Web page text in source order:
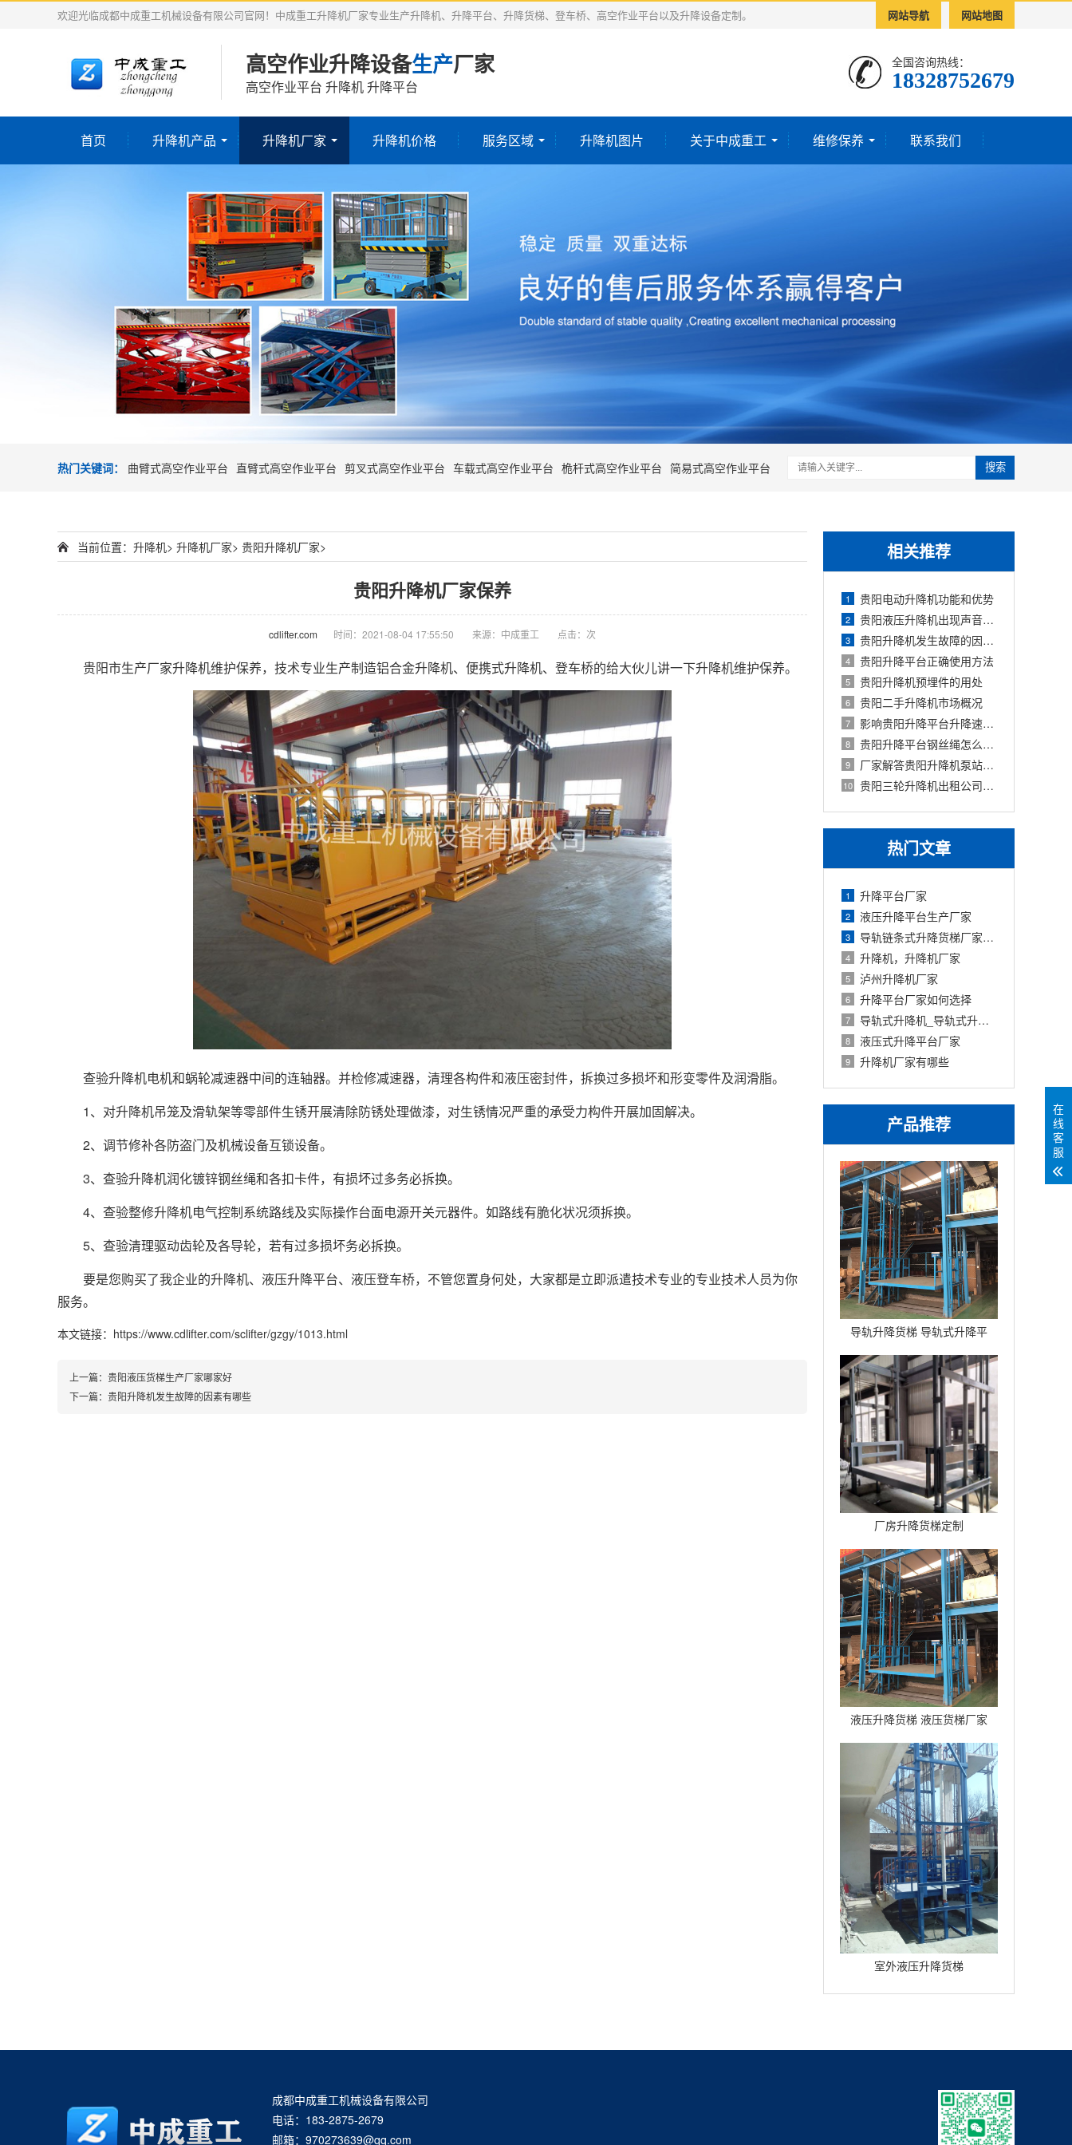
网站导航 网站地图
欢迎光临成都中成重工机械设备有限公司官网！中成重工升降机厂家专业生产升降机、升降平台、升降货梯、登车桥、高空作业平台以及升降设备定制。
高空作业升降设备生产厂家
高空作业平台 升降机 升降平台
全国咨询热线：
18328752679‬
首页 升降机产品 升降机厂家 升降机价格 服务区域 升降机图片 关于中成重工 维修保养 联系我们
热门关键词： 曲臂式高空作业平台 直臂式高空作业平台 剪叉式高空作业平台 车载式高空作业平台 桅杆式高空作业平台 简易式高空作业平台 搜索
相关推荐
1 贵阳电动升降机功能和优势
2 贵阳液压升降机出现声音异常的原因
3 贵阳升降机发生故障的因素有哪些
4 贵阳升降平台正确使用方法
5 贵阳升降机预埋件的用处
6 贵阳二手升降机市场概况
7 影响贵阳升降平台升降速度的因素有哪些
8 贵阳升降平台钢丝绳怎么保养
9 厂家解答贵阳升降机泵站保养方法
10 贵阳三轮升降机出租公司有哪些服务？有
热门文章
1 升降平台厂家
2 液压升降平台生产厂家
3 导轨链条式升降货梯厂家定制
4 升降机，升降机厂家
5 泸州升降机厂家
6 升降平台厂家如何选择
7 导轨式升降机_导轨式升降平台厂家
8 液压式升降平台厂家
9 升降机厂家有哪些
产品推荐
导轨升降货梯 导轨式升降平
台
厂房升降货梯定制
液压升降货梯 液压货梯厂家
室外液压升降货梯
当前位置： 升降机> 升降机厂家> 贵阳升降机厂家>
贵阳升降机厂家保养
cdlifter.com 时间：2021-08-04 17:55:50 来源：中成重工 点击： 次
贵阳市生产厂家升降机维护保养，技术专业生产制造铝合金升降机、便携式升降机、 登车桥的给大伙儿讲一下升降机维护保养。
查验升降机电机和蜗轮减速器中间的连轴器。并检修减速器，清理各构件和液压密封件，拆换过多损坏和形变零件及润滑脂。
1、对升降机吊笼及滑轨架等零部件生锈开展清除防锈处理做漆，对生锈情况严重的承受力构件开展加固解决。
2、调节修补各防盗门及机械设备互锁设备。
3、查验升降机润化镀锌钢丝绳和各扣卡件，有损坏过多务必拆换。
4、查验整修升降机电气控制系统路线及实际操作台面电源开关元器件。如路线有脆化状况须拆换。
5、查验清理驱动齿轮及各导轮，若有过多损坏务必拆换。
要是您购买了我企业的升降机、液压升降平台、液压登车桥，不管您置身何处，大家都是立即派遣技术专业的专业技术人员为你
服务。
本文链接：https://www.cdlifter.com/sclifter/gzgy/1013.html
上一篇： 贵阳液压货梯生产厂家哪家好
下一篇： 贵阳升降机发生故障的因素有哪些
成都中成重工机械设备有限公司
电话：183-2875-2679
邮箱：970273639@qq.com
在
线
客
服